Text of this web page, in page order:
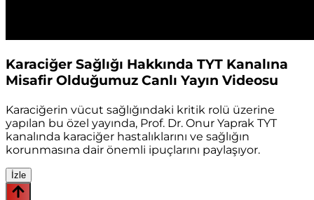
Karaciğer Sağlığı Hakkında TYT Kanalına
Misafir Olduğumuz Canlı Yayın Videosu
Karaciğerin vücut sağlığındaki kritik rolü üzerine
yapılan bu özel yayında, Prof. Dr. Onur Yaprak TYT
kanalında karaciğer hastalıklarını ve sağlığın
korunmasına dair önemli ipuçlarını paylaşıyor.
İzle